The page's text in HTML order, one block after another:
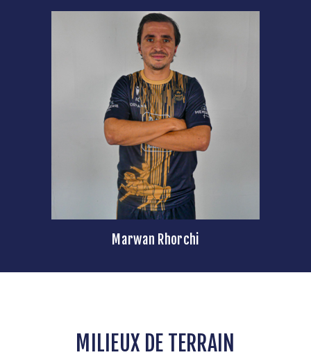
Marwan Rhorchi
MILIEUX DE TERRAIN